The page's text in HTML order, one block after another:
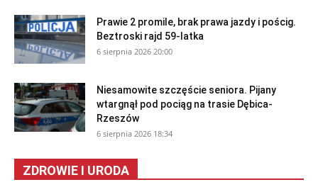
Prawie 2 promile, brak prawa jazdy i pościg.
Beztroski rajd 59-latka
6 sierpnia 2026 20:00
Niesamowite szczęście seniora. Pijany
wtargnął pod pociąg na trasie Dębica-
Rzeszów
6 sierpnia 2026 18:34
ZDROWIE I URODA